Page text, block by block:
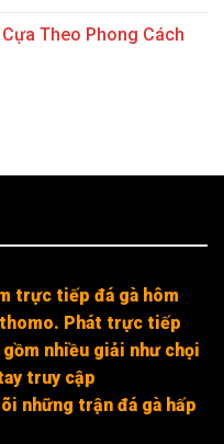
Theo Phong Cách
trực tiếp đá gà hôm
thomo. Phát trực tiếp
nhiều giải như chọi
truy cập
những trận đá gà hấp